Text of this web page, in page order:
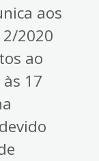
aos
2020
ao
17